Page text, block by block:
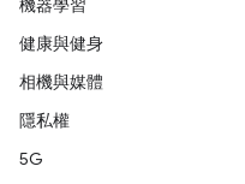
機器學習
健康與健身
相機與媒體
隱私權
5G